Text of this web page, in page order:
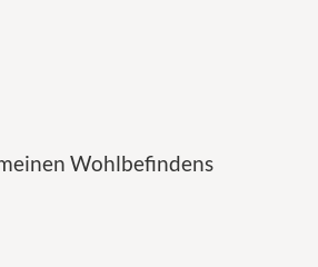
Wohlbefindens